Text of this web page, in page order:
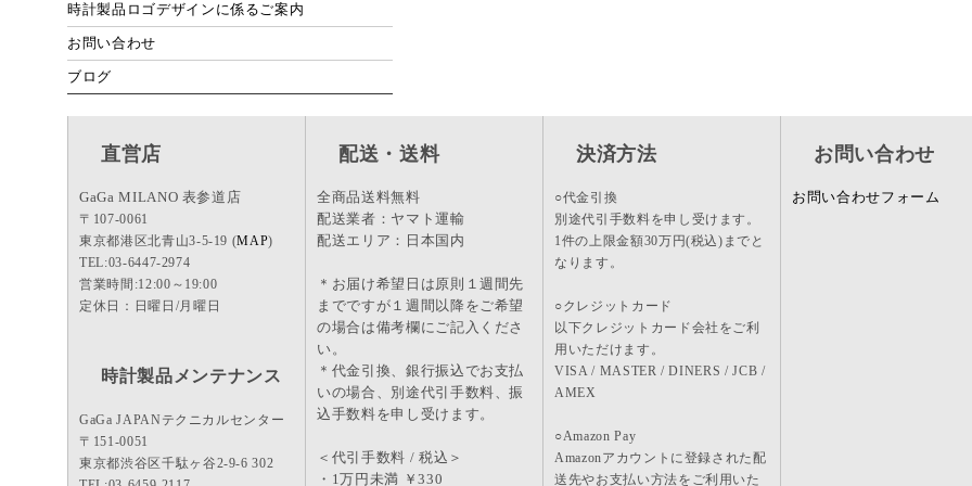
時計製品ロゴデザインに係るご案内
お問い合わせ
ブログ
直営店
GaGa MILANO 表参道店
〒107-0061
東京都港区北青山3-5-19 (MAP)
TEL:03-6447-2974
営業時間:12:00～19:00
定休日：日曜日/月曜日
時計製品メンテナンス
GaGa JAPANテクニカルセンター
〒151-0051
東京都渋谷区千駄ヶ谷2-9-6 302
配送・送料
全商品送料無料
配送業者：ヤマト運輸
配送エリア：日本国内
＊お届け希望日は原則１週間先
までですが１週間以降をご希望
の場合は備考欄にご記入くださ
い。
＊代金引換、銀行振込でお支払
いの場合、別途代引手数料、振
込手数料を申し受けます。
＜代引手数料 / 税込＞
・1万円未満 ￥330
決済方法
○代金引換
別途代引手数料を申し受けます。
1件の上限金額30万円(税込)までと
なります。
○クレジットカード
以下クレジットカード会社をご利
用いただけます。
VISA / MASTER / DINERS / JCB /
AMEX
○Amazon Pay
Amazonアカウントに登録された配
送先やお支払い方法をご利用いた
お問い合わせ
お問い合わせフォーム